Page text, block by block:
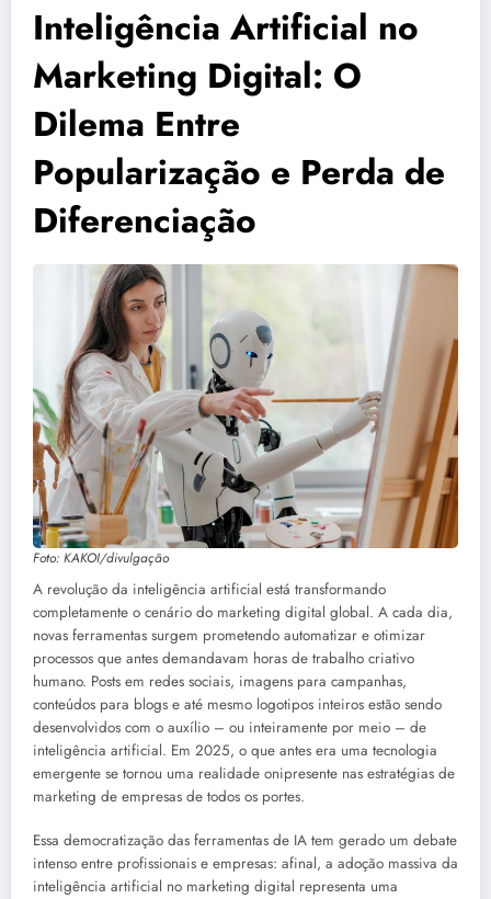
Inteligência Artificial no
Marketing Digital: O
Dilema Entre
Popularização e Perda de
Diferenciação
Foto: KAKOI/divulgação
A revolução da inteligência artificial está transformando
completamente o cenário do marketing digital global. A cada dia,
novas ferramentas surgem prometendo automatizar e otimizar
processos que antes demandavam horas de trabalho criativo
humano. Posts em redes sociais, imagens para campanhas,
conteúdos para blogs e até mesmo logotipos inteiros estão sendo
desenvolvidos com o auxílio – ou inteiramente por meio – de
inteligência artificial. Em 2025, o que antes era uma tecnologia
emergente se tornou uma realidade onipresente nas estratégias de
marketing de empresas de todos os portes.
Essa democratização das ferramentas de IA tem gerado um debate
intenso entre profissionais e empresas: afinal, a adoção massiva da
inteligência artificial no marketing digital representa uma